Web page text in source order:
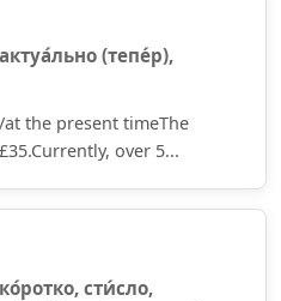
актуа́льно (тепе́р),
at the present timeThe
over 5...
ко́ротко, сти́сло,